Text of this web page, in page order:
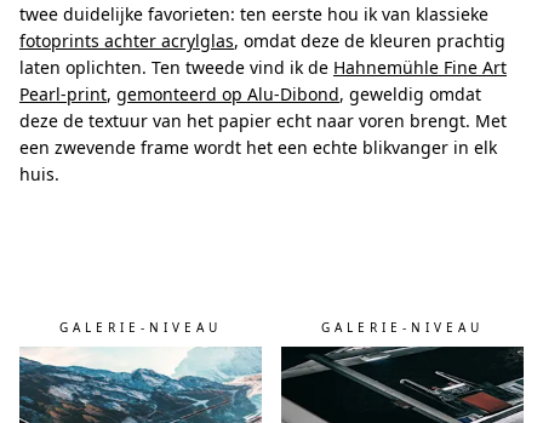
twee duidelijke favorieten: ten eerste hou ik van klassieke
fotoprints achter acrylglas, omdat deze de kleuren prachtig
laten oplichten. Ten tweede vind ik de Hahnemühle Fine Art
Pearl-print, gemonteerd op Alu-Dibond, geweldig omdat
deze de textuur van het papier echt naar voren brengt. Met
een zwevende frame wordt het een echte blikvanger in elk
huis.
GALERIE-NIVEAU GALERIE-NIVEAU